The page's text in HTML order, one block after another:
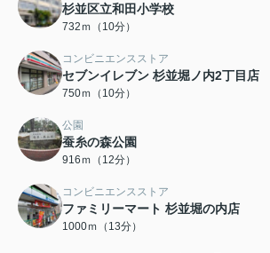
杉並区立和田小学校
732ｍ（10分）
コンビニエンスストア
セブンイレブン 杉並堀ノ内2丁目店
750ｍ（10分）
公園
蚕糸の森公園
916ｍ（12分）
コンビニエンスストア
ファミリーマート 杉並堀の内店
1000ｍ（13分）